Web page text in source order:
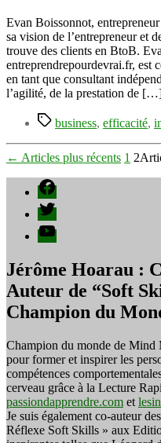
Evan Boissonnot,
sa vision de l’entrepreneur et
trouve des clients en BtoB.
entreprendrepourdevrai.fr, est
en tant que consultant
l’agilité, de la prestation de
Étiquettes
business, efficacité,
Pagination
des
publications
← Articles plus récents 1 2
Facebook
Twitter
YouTube
Jérôme Hoarau :
Auteur de “Soft
Champion du
Champion du monde de Mind
pour former et inspirer les
compétences
cerveau grâce à la Lecture
passiondapprendre.com et
Je suis également co-auteur
Réflexe Soft Skills » aux